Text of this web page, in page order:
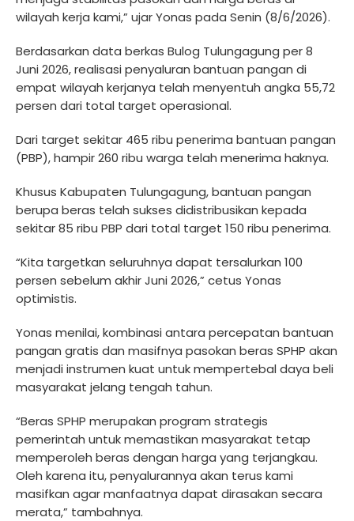
wilayah kerja kami,” ujar Yonas pada Senin (8/6/2026).
Berdasarkan data berkas Bulog Tulungagung per 8
Juni 2026, realisasi penyaluran bantuan pangan di
empat wilayah kerjanya telah menyentuh angka 55,72
persen dari total target operasional.
Dari target sekitar 465 ribu penerima bantuan pangan
(PBP), hampir 260 ribu warga telah menerima haknya.
Khusus Kabupaten Tulungagung, bantuan pangan
berupa beras telah sukses didistribusikan kepada
sekitar 85 ribu PBP dari total target 150 ribu penerima.
“Kita targetkan seluruhnya dapat tersalurkan 100
persen sebelum akhir Juni 2026,” cetus Yonas
optimistis.
Yonas menilai, kombinasi antara percepatan bantuan
pangan gratis dan masifnya pasokan beras SPHP akan
menjadi instrumen kuat untuk mempertebal daya beli
masyarakat jelang tengah tahun.
“Beras SPHP merupakan program strategis
pemerintah untuk memastikan masyarakat tetap
memperoleh beras dengan harga yang terjangkau.
Oleh karena itu, penyalurannya akan terus kami
masifkan agar manfaatnya dapat dirasakan secara
merata,” tambahnya.